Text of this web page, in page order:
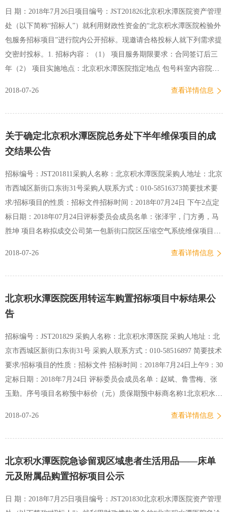
250,000.00元。3. 招标文件领取时间、地点、联系方式：（1）本项目
招标文件采用邮箱发放，不向投标人提供纸质招标文件，也可自带U
盘，来院报名登记时复制拷贝招标文件。（2） 招标文件登记领取时
间：2018年7月27日起到2018年8月2日下午16:00 时止。每天9:00—
11：30，13：30—16:00时（工作日，北京时间）（3）标…
日 期：2018年7月26日项目编号：JST201826北京积水潭医院资产管理
处（以下简称“招标人”）就利用财政性资金的“北京积水潭医院检验外
包服务招标项目”进行院内公开招标。现邀请合格投标人就下列需求提
交密封投标。1. 招标内容：（1） 项目服务期限要求：合同签订后三
年（2） 项目实施地点：北京积水潭医院指定地点 包号科室内容院区1
项目招标文件采用邮箱发放，不向投标人提供纸质招标文件，也可自
时间：2018年7月26日起到2018年8月1日下午16:00 时止。每天9:00—
11：30，13：30—16:00时（工作日，北京时间）（3）标书登记领取
地址：北京市西城区新街口东街31号，北京积水潭医院资产管理处001
办公室（4）联系电话：010-585168974. 投标人资格要求：（1） 在中
华人民共和国境内注册，具有独立承担民事责任的能力和经营许可，
向招标人提供货物和服务的法人、其他组织或…
2018-07-26 查看详情信息
关于确定北京积水潭医院总务处下半年维保项目的成
交结果公告
招标编号：JST201811采购人名称：北京积水潭医院采购人地址：北京
市西城区新街口东街31号采购人联系方式：010-58516373简要技术要
求/招标项目的性质：招标文件招标时间：2018年07月24日 下午2点定
标日期：2018年07月24日评标委员会成员名单：张泽宇，门方勇，马
胜坤 项目名称拟成交公司第一包新街口院区压缩空气系统维保项目北
2018年07月24日
2018-07-26 查看详情信息
北京积水潭医院医用转运车购置招标项目中标结果公
告
招标编号：JST201829 采购人名称：北京积水潭医院 采购人地址：北
京市西城区新街口东街31号 采购人联系方式：010-58516897 简要技术
要求/招标项目的性质：招标文件 招标时间：2018年7月24日上午9：30
定标日期：2018年7月24日 评标委员会成员名单：赵斌、鲁雪梅、张
玉勤。序号项目名称预中标价（元）质保期预中标商名称1北京积水潭
2018-07-26 查看详情信息
北京积水潭医院急诊留观区域患者生活用品——床单
元及附属品购置招标项目公示
日 期：2018年7月25日项目编号：JST201830北京积水潭医院资产管理